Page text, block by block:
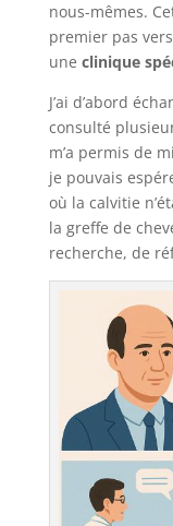
nous-mêmes.
premier pas
une clinique
J’ai d’abord
consulté
m’a permis de
je pouvais
où la calvitie
la greffe de
recherche, de